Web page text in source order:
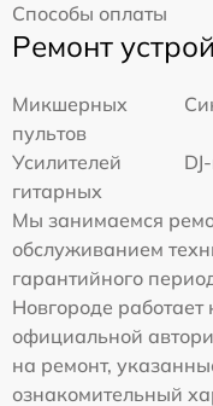
Способы оплаты
Ремонт
Микшерных
пультов
Усилителей
гитарных
Мы занимаемся
обслуживанием
гарантийного
Новгороде
официальной
на ремонт,
ознакомительный